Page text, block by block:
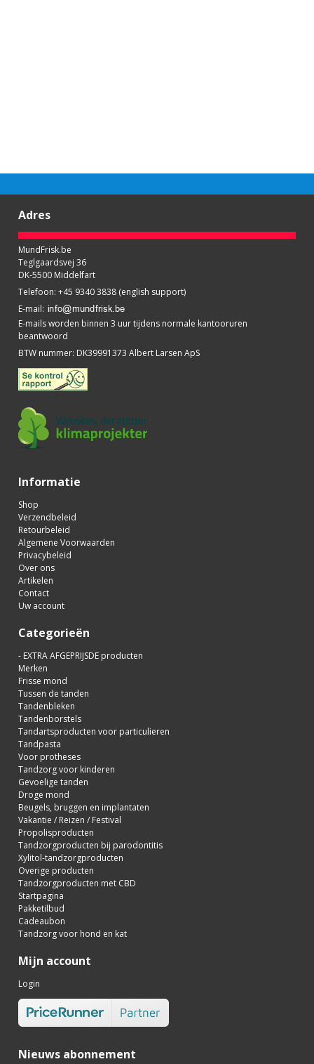
Adres
MundFrisk.be
Teglgaardsvej 36
DK-5500 Middelfart
Telefoon: +45 9340 3838 (english support)
E-mail:
E-mails worden binnen 3 uur tijdens normale kantooruren
beantwoord
BTW nummer: DK39991373 Albert Larsen ApS
Informatie
Shop
Verzendbeleid
Retourbeleid
Algemene Voorwaarden
Privacybeleid
Over ons
Artikelen
Contact
Uw account
Categorieën
- EXTRA AFGEPRIJSDE producten
Merken
Frisse mond
Tussen de tanden
Tandenbleken
Tandenborstels
Tandartsproducten voor particulieren
Tandpasta
Voor protheses
Tandzorg voor kinderen
Gevoelige tanden
Droge mond
Beugels, bruggen en implantaten
Vakantie / Reizen / Festival
Propolisproducten
Tandzorgproducten bij parodontitis
Xylitol-tandzorgproducten
Overige producten
Tandzorgproducten met CBD
Startpagina
Pakketilbud
Cadeaubon
Tandzorg voor hond en kat
Mijn account
Login
Nieuws abonnement